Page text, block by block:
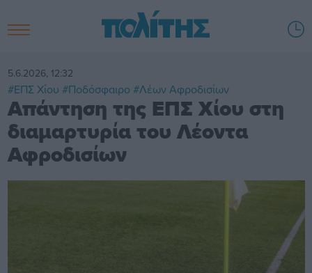
5.6.2026, 12:32
#ΕΠΣ Χίου #Ποδόσφαιρο #Λέων Αφροδισίων
Απάντηση της ΕΠΣ Χίου στη
διαμαρτυρία του Λέοντα
Αφροδισίων